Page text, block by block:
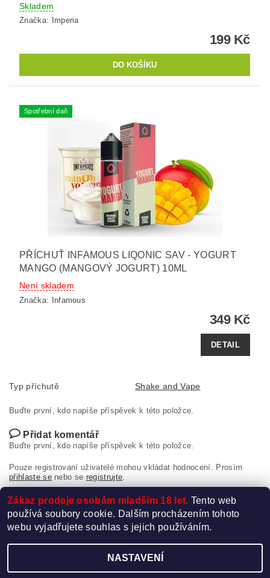
Skladem
Značka: Imperia
199 Kč
Spotřební daň
PŘÍCHUŤ INFAMOUS LIQONIC SAV - YOGURT
MANGO (MANGOVÝ JOGURT) 10ML
Není skladem
Značka: Infamous
349 Kč
DETAIL
Typ příchutě Shake and Vape
Buďte první, kdo napíše příspěvek k této položce.
Přidat komentář
Buďte první, kdo napíše příspěvek k této položce.
Pouze registrovaní uživatelé mohou vkládat hodnocení. Prosím
přihlaste senebo se registrujte
Zákaz prodeje osobám mladším 18 let. Tento web
používá soubory cookie. Dalším procházením tohoto
webu vyjadřujete souhlas s jejich používáním.
NASTAVENÍ